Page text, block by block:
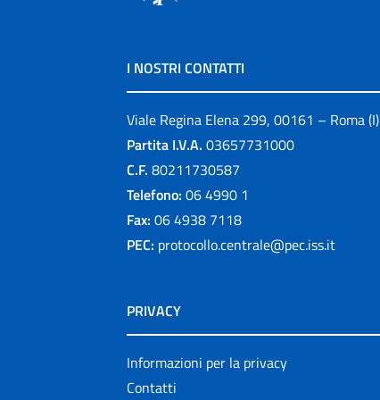
I NOSTRI CONTATTI
Viale Regina Elena 299, 00161 – Roma (I)
Partita I.V.A. 03657731000
C.F. 80211730587
Telefono: 06 4990 1
Fax: 06 4938 7118
PEC: protocollo.centrale@pec.iss.it
PRIVACY
Informazioni per la privacy
Contatti